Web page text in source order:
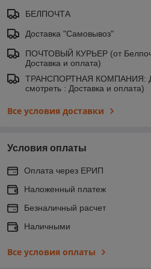
БЕЛПОЧТА
Доставка "Самовывоз"
ПОЧТОВЫЙ КУРЬЕР (от
Доставка и оплата)
ТРАНСПОРТНАЯ КОМПАНИЯ:
смотреть : Доставка и оплата)
Все условия доставки
Условия оплаты
Оплата через ЕРИП
Наложенный платеж
Безналичный расчет
Наличными
Все условия оплаты